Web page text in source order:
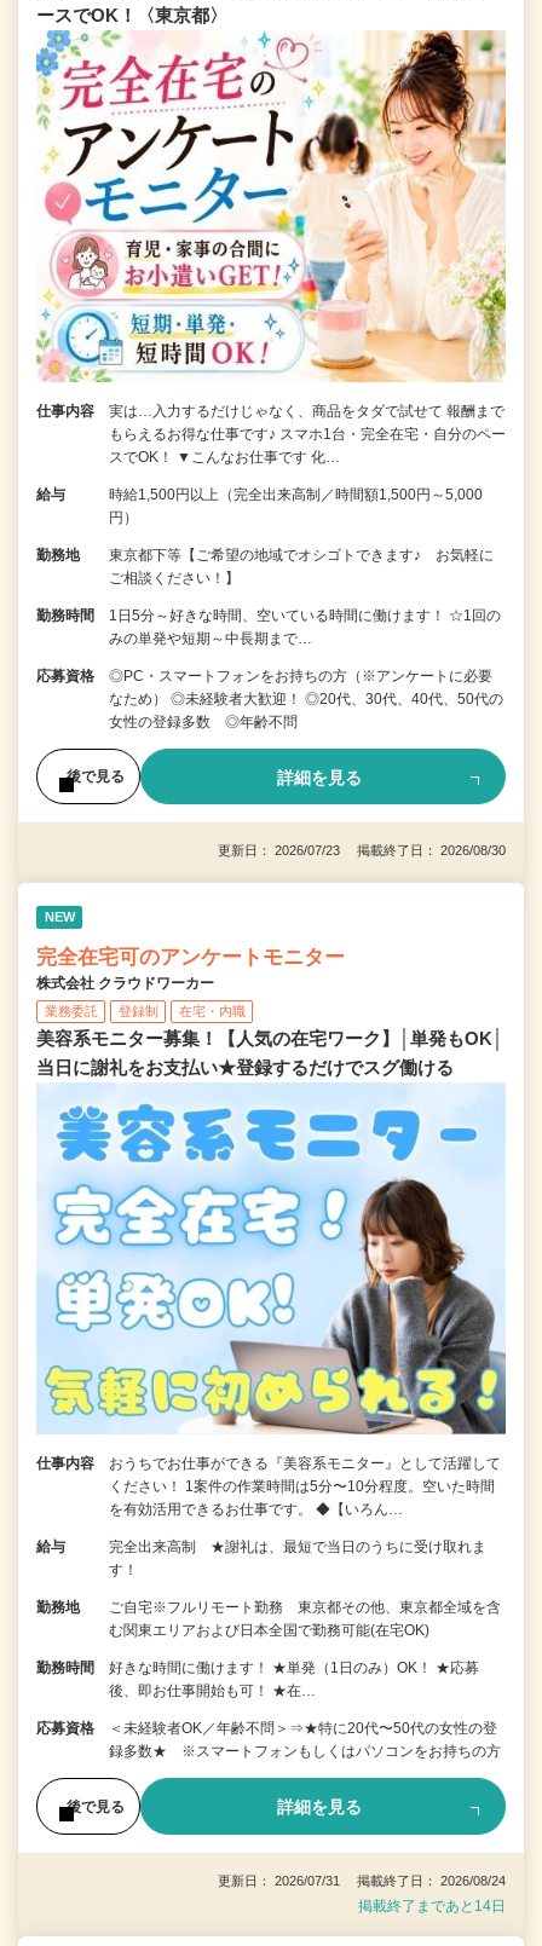
ースでOK！〈東京都〉
仕事内容
実は…入力するだけじゃなく、商品をタダで試せて 報酬まで
もらえるお得な仕事です♪ スマホ1台・完全在宅・自分のペー
スでOK！ ▼こんなお仕事です 化…
給与
時給1,500円以上（完全出来高制／時間額1,500円～5,000
円）
勤務地
東京都下等【ご希望の地域でオシゴトできます♪ お気軽に
ご相談ください！】
勤務時間
1日5分～好きな時間、空いている時間に働けます！ ☆1回の
みの単発や短期～中長期まで…
応募資格
◎PC・スマートフォンをお持ちの方（※アンケートに必要
なため） ◎未経験者大歓迎！ ◎20代、30代、40代、50代の
女性の登録多数 ◎年齢不問
後で見る 詳細を見る
更新日： 2026/07/23 掲載終了日： 2026/08/30
NEW
完全在宅可のアンケートモニター
株式会社 クラウドワーカー
業務委託 登録制 在宅・内職
美容系モニター募集！【人気の在宅ワーク】│単発もOK│
当日に謝礼をお支払い★登録するだけでスグ働ける
仕事内容
おうちでお仕事ができる『美容系モニター』として活躍して
ください！ 1案件の作業時間は5分〜10分程度。空いた時間
を有効活用できるお仕事です。 ◆【いろん…
給与
完全出来高制 ★謝礼は、最短で当日のうちに受け取れま
す！
勤務地
ご自宅※フルリモート勤務 東京都その他、東京都全域を含
む関東エリアおよび日本全国で勤務可能(在宅OK)
勤務時間
好きな時間に働けます！ ★単発（1日のみ）OK！ ★応募
後、即お仕事開始も可！ ★在…
応募資格
＜未経験者OK／年齢不問＞⇒★特に20代〜50代の女性の登
録多数★ ※スマートフォンもしくはパソコンをお持ちの方
後で見る 詳細を見る
更新日： 2026/07/31 掲載終了日： 2026/08/24
掲載終了まであと14日